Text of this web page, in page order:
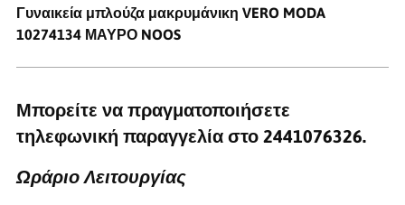
Γυναικεία μπλούζα μακρυμάνικη VERO MODA
10274134 ΜΑΥΡΟ NOOS
Μπορείτε να πραγματοποιήσετε
τηλεφωνική παραγγελία στο 2441076326.
Ωράριο Λειτουργίας